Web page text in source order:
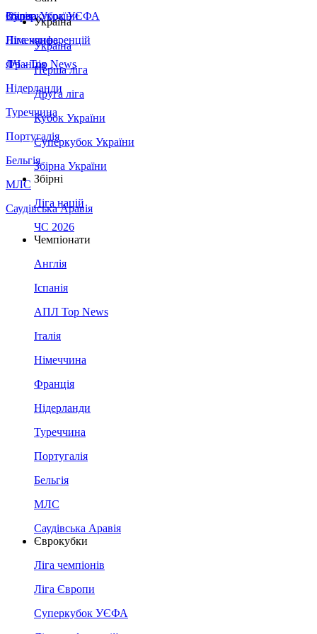
Збірна України
Італія
Німеччина
Франція
Нідерланди
Туреччина
Португалія
Бельгія
МЛС
Саудівська Аравія
Суперкубок УЄФА
Ліга конференцій
ЛЧ - Top News
Україна
Україна
Перша ліга
Друга ліга
Кубок України
Суперкубок України
Збірна України
Збірні
Ліга націй
ЧС 2026
Чемпіонати
Англія
Іспанія
АПЛ Top News
Італія
Німеччина
Франція
Нідерланди
Туреччина
Португалія
Бельгія
МЛС
Саудівська Аравія
Єврокубки
Ліга чемпіонів
Ліга Європи
Суперкубок УЄФА